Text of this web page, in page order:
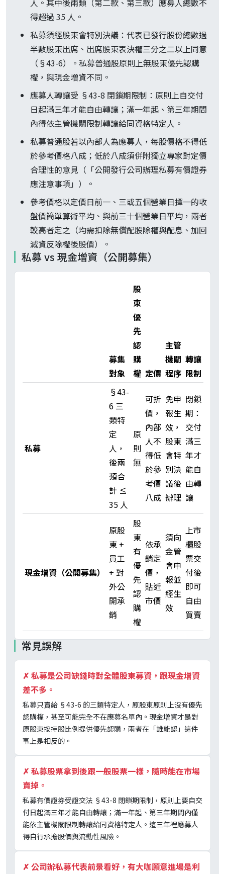
人。其中後兩類（第二款、第三款）應募人總數不
得超過 35 人。
私募須經股東會特別決議：代表已發行股份總數過
半數股東出席、出席股東表決權三分之二以上同意
（§43-6）。私募普通股原則上無股東優先認購
權，與現金增資不同。
應募人轉讓受 §43-8 閉鎖期限制：原則上自交付
日起滿三年才能自由轉讓；滿一年起、第三年期間
內得依主管機關限制轉讓給同資格特定人。
私募普通股若以內部人為應募人，每股價格不得低
於參考價格八成；低於八成須併附獨立專家對定價
合理性的意見（「公開發行公司辦理私募有價證券
應注意事項」）。
參考價格以定價日前一、三或五個營業日擇一的收
盤價簡單算術平均、與前三十個營業日平均，兩者
較高者定之（均需扣除無償配股除權與配息、加回
減資反除權後股價）。
私募 vs 現金增資（公開募集）
募集
對象
股
東
優
先
認
購
權 定價
主管
機關
程序
轉讓
限制
私募
§43-
6 三
類特
定
人，
後兩
類合
計 ≤
35 人
原
則
無
可折
價，
內部
人不
得低
於參
考價
八成
免申
報生
效，
股東
會特
別決
議後
辦理
閉鎖
期：
交付
滿三
年才
能自
由轉
讓
現金增資（公開募集）
原股
東 +
員工
+ 對
外公
開承
銷
股
東
有
優
先
認
購
權
依承
銷定
價，
貼近
市價
須向
金管
會申
報並
經生
效
上市
櫃股
票交
付後
即可
自由
買賣
常見誤解
✗ 私募是公司缺錢時對全體股東募資，跟現金增資
差不多。
私募只賣給 §43-6 的三類特定人，原股東原則上沒有優先
認購權，甚至可能完全不在應募名單內。現金增資才是對
原股東按持股比例提供優先認購，兩者在「誰能認」這件
事上是相反的。
✗ 私募股票拿到後跟一般股票一樣，隨時能在市場
賣掉。
私募有價證券受證交法 §43-8 閉鎖期限制，原則上要自交
付日起滿三年才能自由轉讓；滿一年起、第三年期間內僅
能依主管機關限制轉讓給同資格特定人。這三年裡應募人
得自行承擔股價與流動性風險。
✗ 公司辦私募代表前景看好，有大咖願意進場是利